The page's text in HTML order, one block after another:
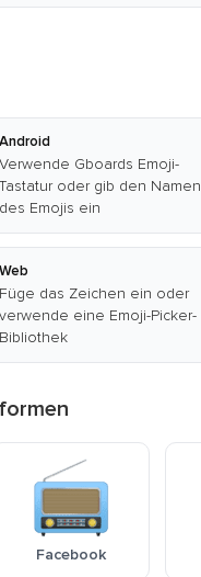
Android
Verwende Gboards Emoji-
Tastatur oder gib den Namen
des Emojis ein
Web
Füge das Zeichen ein oder
verwende eine Emoji-Picker-
Bibliothek
Facebook